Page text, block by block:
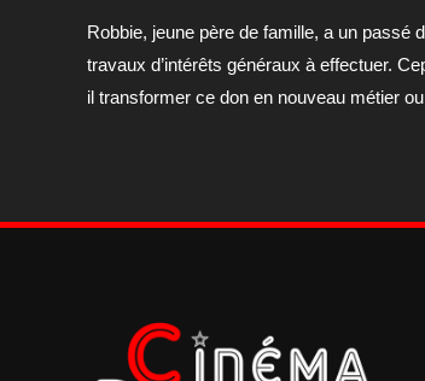
Robbie, jeune père de famille, a un passé
travaux d’intérêts généraux à effectuer.
il transformer ce don en nouveau métier